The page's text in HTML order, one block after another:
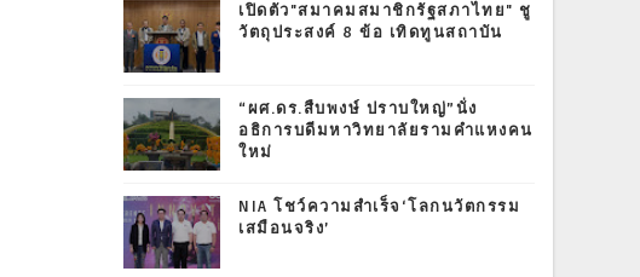
เปิดตัว"สมาคมสมาชิกรัฐสภาไทย" ชู
วัตถุประสงค์ 8 ข้อ เทิดทูนสถาบัน
“ผศ.ดร.สืบพงษ์ ปราบใหญ่”นั่ง
อธิการบดีมหาวิทยาลัยรามคำแหงคน
ใหม่
NIA โชว์ความสำเร็จ‘โลกนวัตกรรม
เสมือนจริง’